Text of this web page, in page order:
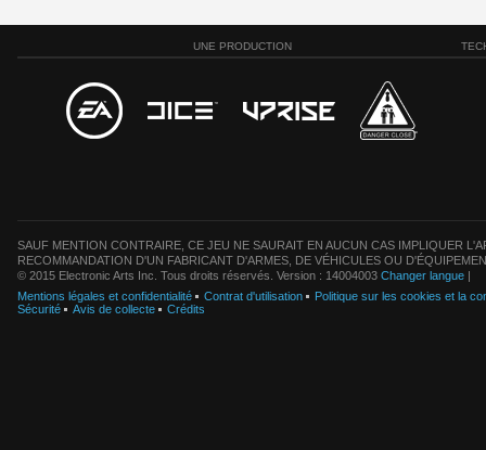
UNE PRODUCTION
SAUF MENTION CONTRAIRE, CE JEU NE SAURAIT EN AUCUN CAS IMPLIQUER
RECOMMANDATION D'UN FABRICANT D'ARMES, DE VÉHICULES OU
© 2015 Electronic Arts Inc. Tous droits réservés. Version : 14004003 Changer langue |
Mentions légales et confidentialité
Contrat d'utilisation
Politique sur les cookies et la
Sécurité
Avis de collecte Crédits